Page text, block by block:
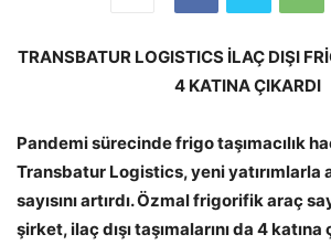
TRANSBATUR LOGISTICS İLAÇ DIŞI
4 KATINA ÇIKARDI
Pandemi sürecinde frigo taşımacılık
Transbatur Logistics, yeni yatırımlarla
sayısını artırdı. Özmal frigorifik araç
şirket, ilaç dışı taşımalarını da 4